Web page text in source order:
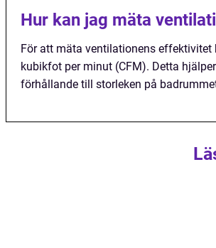
Hur kan jag mäta
För att mäta ventilationens
kubikfot per minut (CFM). Detta
förhållande till storleken på